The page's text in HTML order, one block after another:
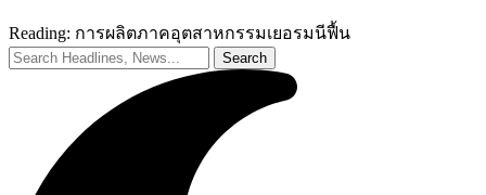
Reading: การผลิตภาคอุตสาหกรรมเยอรมนีฟื้น